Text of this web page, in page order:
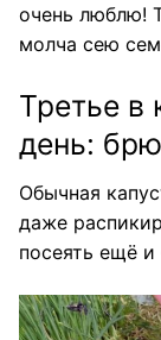
очень люблю!
молча сею
Третье в
день:
Обычная
даже
посеять ещё